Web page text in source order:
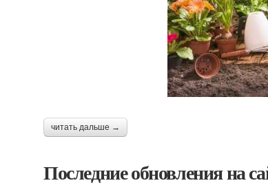
читать дальше →
Последние обновления на